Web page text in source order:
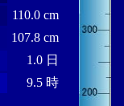
110.0 cm
107.8 cm
1.0 日
9.5 時